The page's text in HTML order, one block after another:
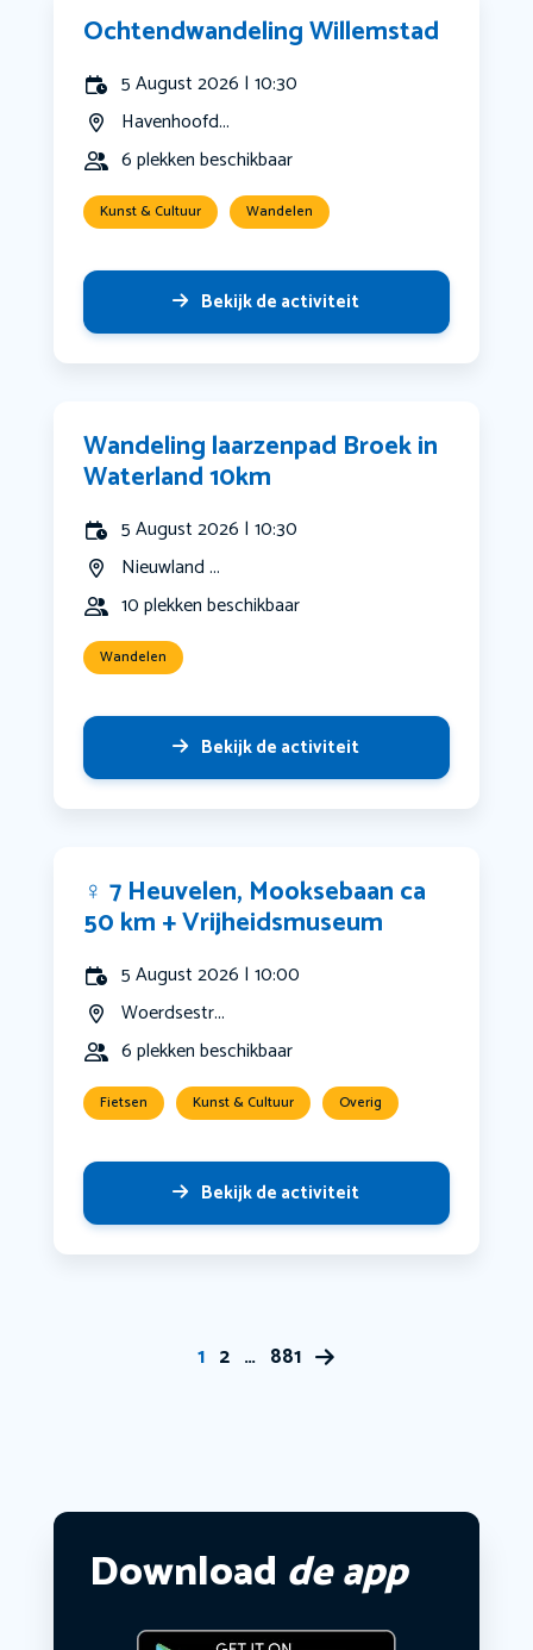
Ochtendwandeling Willemstad
5 August 2026 | 10:30
Havenhoofd...
6 plekken beschikbaar
Kunst & Cultuur Wandelen
Bekijk de activiteit
Wandeling laarzenpad Broek in
Waterland 10km
5 August 2026 | 10:30
Nieuwland ...
10 plekken beschikbaar
Wandelen
Bekijk de activiteit
‍♀️ 7 Heuvelen, Mooksebaan ca
50 km + Vrijheidsmuseum
5 August 2026 | 10:00
Woerdsestr...
6 plekken beschikbaar
Fietsen Kunst & Cultuur Overig
Bekijk de activiteit
1 2 … 881
Download de app